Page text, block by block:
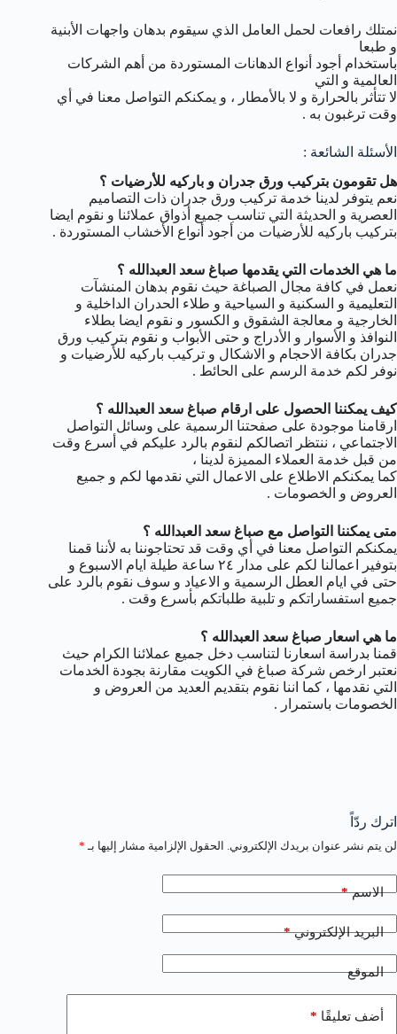
نمتلك رافعات لحمل العامل الذي سيقوم بدهان واجهات الأبنية
و طبعا
باستخدام أجود أنواع الدهانات المستوردة من أهم الشركات
العالمية و التي
لا تتأثر بالحرارة و لا بالأمطار ، و يمكنكم التواصل معنا في أي
وقت ترغبون به .
الأسئلة الشائعة :
هل تقومون بتركيب ورق جدران و باركيه للأرضيات ؟
نعم يتوفر لدينا خدمة تركيب ورق جدران ذات التصاميم
العصرية و الحديثة التي تناسب جميع أذواق عملائنا و نقوم ايضا
بتركيب باركيه للأرضيات من أجود أنواع الأخشاب المستوردة .
ما هي الخدمات التي يقدمها صباغ سعد العبدالله ؟
نعمل في كافة مجال الصباغة حيث نقوم بدهان المنشآت
التعليمية و السكنية و السياحية و طلاء الحدران الداخلية و
الخارجية و معالجة الشقوق و الكسور و نقوم ايضا بطلاء
النوافذ و الأسوار و الأدراج و حتى الأبواب و نقوم بتركيب ورق
جدران بكافة الاحجام و الاشكال و تركيب باركيه للأرضيات و
نوفر لكم خدمة الرسم على الحائط .
كيف يمكننا الحصول على ارقام صباغ سعد العبدالله ؟
ارقامنا موجودة على صفحتنا الرسمية على وسائل التواصل
الاجتماعي ، ننتظر اتصالكم لنقوم بالرد عليكم في أسرع وقت
من قبل خدمة العملاء المميزة لدينا ،
كما يمكنكم الاطلاع على الاعمال التي نقدمها لكم و جميع
العروض و الخصومات .
متى يمكننا التواصل مع صباغ سعد العبدالله ؟
يمكنكم التواصل معنا في أي وقت قد تحتاجوننا به لأننا قمنا
بتوفير اعمالنا لكم على مدار ٢٤ ساعة طيلة ايام الاسبوع و
حتى في ايام العطل الرسمية و الاعياد و سوف نقوم بالرد على
جميع استفساراتكم و تلبية طلباتكم بأسرع وقت .
ما هي اسعار صباغ سعد العبدالله ؟
قمنا بدراسة اسعارنا لتناسب دخل جميع عملائنا الكرام حيث
نعتبر ارخص شركة صباغ في الكويت مقارنة بجودة الخدمات
التي نقدمها ، كما اننا نقوم بتقديم العديد من العروض و
الخصومات باستمرار .
اترك ردّاً
لن يتم نشر عنوان بريدك الإلكتروني. الحقول الإلزامية مشار إليها بـ *
الاسم*
البريد الإلكتروني*
الموقع
أضف تعليقًا *